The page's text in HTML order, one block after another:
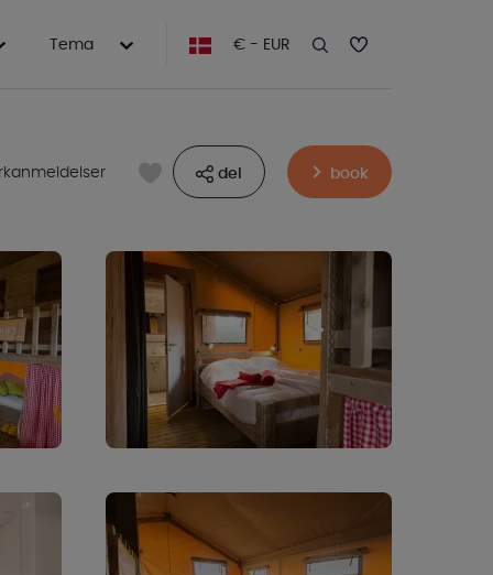
Tema € - EUR
del book